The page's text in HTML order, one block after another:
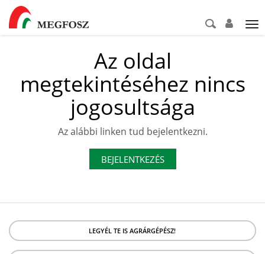
Az oldal
megtekintéséhez nincs
jogosultsága
Az alábbi linken tud bejelentkezni.
BEJELENTKEZÉS
LEGYÉL TE IS AGRÁRGÉPÉSZ!